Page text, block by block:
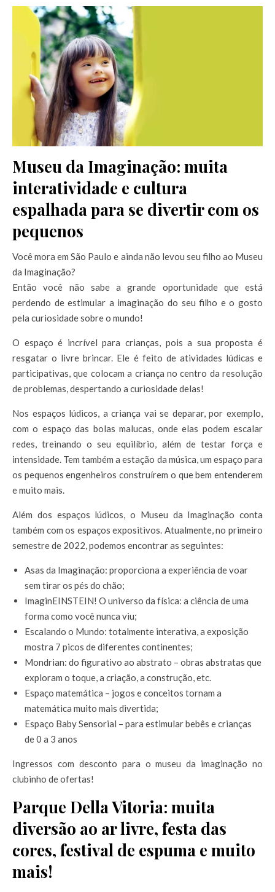
Museu da Imaginação: muita
interatividade e cultura
espalhada para se divertir com os
pequenos
Você mora em São Paulo e ainda não levou seu filho ao Museu
da Imaginação?
Então você não sabe a grande oportunidade que está
perdendo de estimular a imaginação do seu filho e o gosto
pela curiosidade sobre o mundo!
O espaço é incrível para crianças, pois a sua proposta é
resgatar o livre brincar. Ele é feito de atividades lúdicas e
participativas, que colocam a criança no centro da resolução
de problemas, despertando a curiosidade delas!
Nos espaços lúdicos, a criança vai se deparar, por exemplo,
com o espaço das bolas malucas, onde elas podem escalar
redes, treinando o seu equilíbrio, além de testar força e
intensidade. Tem também a estação da música, um espaço para
os pequenos engenheiros construírem o que bem entenderem
e muito mais.
Além dos espaços lúdicos, o Museu da Imaginação conta
também com os espaços expositivos. Atualmente, no primeiro
semestre de 2022, podemos encontrar as seguintes:
Asas da Imaginação: proporciona a experiência de voar
sem tirar os pés do chão;
ImaginEINSTEIN! O universo da física: a ciência de uma
forma como você nunca viu;
Escalando o Mundo: totalmente interativa, a exposição
mostra 7 picos de diferentes continentes;
Mondrian: do figurativo ao abstrato – obras abstratas que
exploram o toque, a criação, a construção, etc.
Espaço matemática – jogos e conceitos tornam a
matemática muito mais divertida;
Espaço Baby Sensorial – para estimular bebês e crianças
de 0 a 3 anos
Ingressos com desconto para o museu da imaginação no
clubinho de ofertas!
Parque Della Vitoria: muita
diversão ao ar livre, festa das
cores, festival de espuma e muito
mais!